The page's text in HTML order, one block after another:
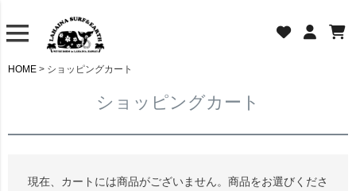
HOME ショッピングカート
ショッピングカート
現在、カートには商品がございません。商品をお選びくださ